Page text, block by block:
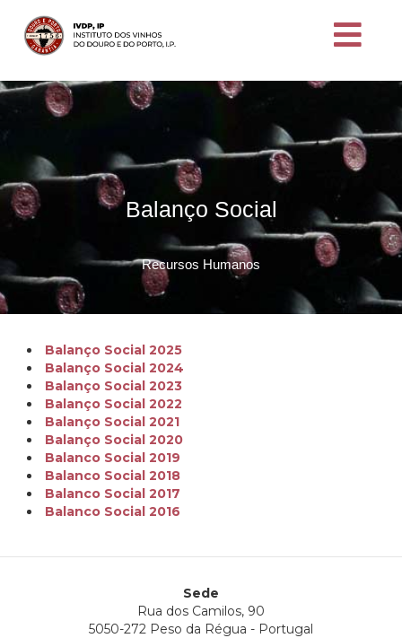
Balanço Social
Recursos Humanos
Balanço Social 2025
Balanço Social 2024
Balanço Social 2023
Balanço Social 2022
Balanço Social 2021
Balanço Social 2020
Balanco Social 2019
Balanco Social 2018
Balanco Social 2017
Balanco Social 2016
Sede
Rua dos Camilos, 90
5050-272 Peso da Régua - Portugal